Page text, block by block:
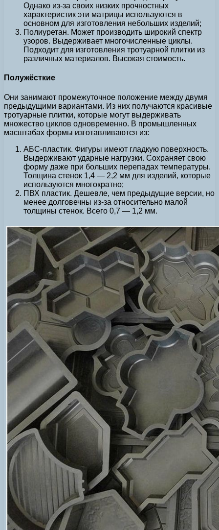
Однако из-за своих низких прочностных
характеристик эти матрицы используются в
основном для изготовления небольших изделий;
Полиуретан. Может производить широкий спектр
узоров. Выдерживает многочисленные циклы.
Подходит для изготовления тротуарной плитки из
различных материалов. Высокая стоимость.
Полужёсткие
Они занимают промежуточное положение между двумя
предыдущими вариантами. Из них получаются красивые
тротуарные плитки, которые могут выдерживать
множество циклов одновременно. В промышленных
масштабах формы изготавливаются из:
АБС-пластик. Фигуры имеют гладкую поверхность.
Выдерживают ударные нагрузки. Сохраняет свою
форму даже при больших перепадах температуры.
Толщина стенок 1,4 — 2,2 мм для изделий, которые
используются многократно;
ПВХ пластик. Дешевле, чем предыдущие версии, но
менее долговечны из-за относительно малой
толщины стенок. Всего 0,7 — 1,2 мм.